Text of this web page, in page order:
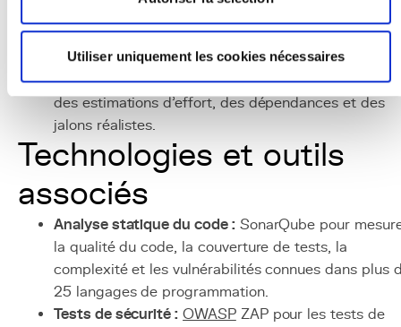
Utiliser uniquement les cookies nécessaires
recommandation de remédiation.
Construire la feuille de route : transformerles
recommandations en un plan d'action priorisé, avec
des estimations d'effort, des dépendances et des
jalons réalistes.
Technologies et outils
associés
Analyse statique du code :SonarQube pour
la qualité du code, la couverture de tests, la
complexité et les vulnérabilités connues dans plus
25 langages de programmation.
Tests de sécurité : OWASPZAP pour les tests de